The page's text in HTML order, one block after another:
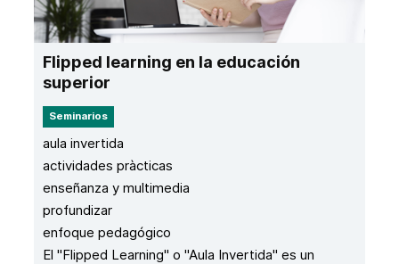
Flipped learning en la educación
superior
Seminarios
aula invertida
actividades pràcticas
enseñanza y multimedia
profundizar
enfoque pedagógico
El "Flipped Learning" o "Aula Invertida" es un